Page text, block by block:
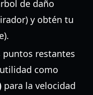
de daño
y obtén tu
puntos restantes
como
para la velocidad